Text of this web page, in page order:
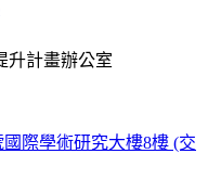
升計畫辦公室
際學術研究大樓8樓 (交